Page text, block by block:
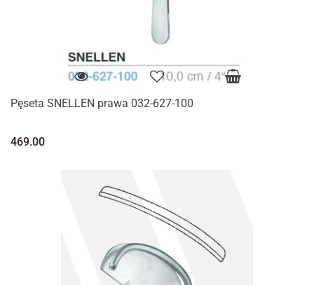
Pęseta SNELLEN prawa 032-627-100
469.00